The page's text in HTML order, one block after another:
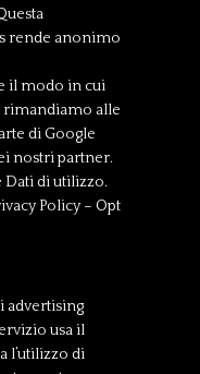
rende anonimo
il modo in cui
rimandiamo alle
di Google
nostri partner.
Dati di utilizzo.
Policy – Opt
advertising
usa il
l’utilizzo di